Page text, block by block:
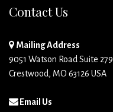
Contact Us
Mailing Address
9051 Watson Road Suite 279
Crestwood, MO 63126 USA
Email Us